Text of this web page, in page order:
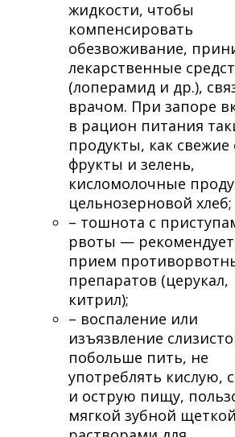
жидкости, чтобы
компенсировать
обезвоживание,
лекарственные
(лоперамид и др.),
врачом. При запоре
в рацион питания
продукты, как
фрукты и зелень,
кисломолочные
цельнозерновой хлеб;
– тошнота с
рвоты —
прием
препаратов (церукал,
китрил);
– воспаление или
изъязвление
побольше пить, не
употреблять кислую,
и острую пищу,
мягкой зубной